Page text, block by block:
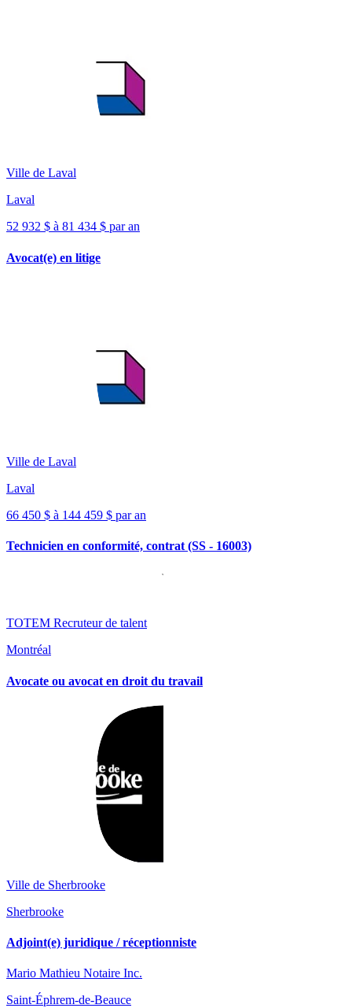
Ville de Laval
Laval
52 932 $ à 81 434 $ par an
Avocat(e) en litige
Ville de Laval
Laval
66 450 $ à 144 459 $ par an
Technicien en conformité, contrat (SS - 16003)
TOTEM Recruteur de talent
Montréal
Avocate ou avocat en droit du travail
Ville de Sherbrooke
Sherbrooke
Adjoint(e) juridique / réceptionniste
Mario Mathieu Notaire Inc.
Saint-Éphrem-de-Beauce